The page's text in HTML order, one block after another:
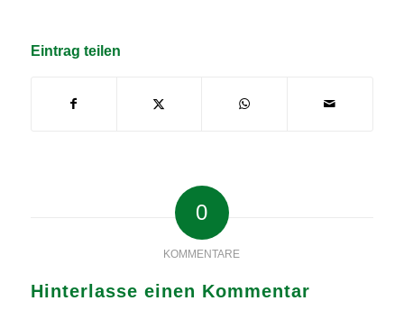
Eintrag teilen
0
KOMMENTARE
Hinterlasse einen Kommentar